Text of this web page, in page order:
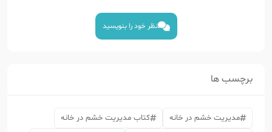
نظر خود را بنویسید
برچسب ها
مدیریت خشم در خانه
کتاب مدیریت خشم در خانه